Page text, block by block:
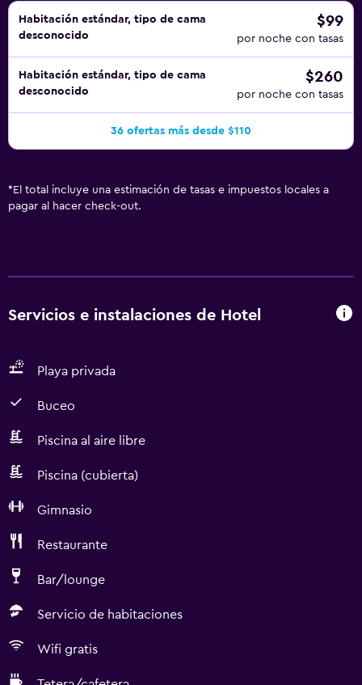
Habitación estándar, tipo de cama
desconocido
$99
por noche con tasas
Habitación estándar, tipo de cama
desconocido
$260
por noche con tasas
36 ofertas más desde $110
* El total incluye una estimación de tasas e impuestos locales a
pagar al hacer check-out.
Servicios e instalaciones de Hotel
Playa privada
Buceo
Piscina al aire libre
Piscina (cubierta)
Gimnasio
Restaurante
Bar/lounge
Servicio de habitaciones
Wifi gratis